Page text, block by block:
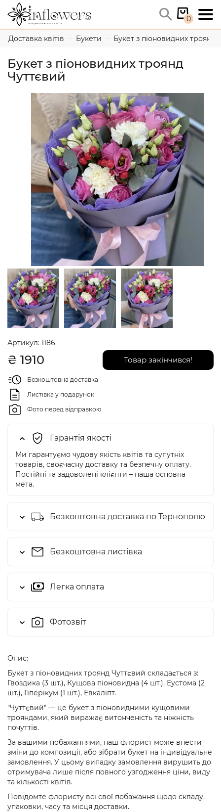
0
Доставка квітів Букети Букет з піоновидних троянд
Букет з піоновидних троянд
Чуттєвий
Артикул: 1186
₴ 1910 Товар закінчився!
Безкоштовна доставка
Листівка у подарунок
Фото перед відправкою
Гарантія якості
Ми гарантуємо чудову якість квітів та супутніх
товарів, своєчасну доставку та безпечну оплату.
Постійні та задоволені клієнти – наша основна
мета.
Безкоштовна доставка по Тернополю
Безкоштовна листівка
Легка оплата
Фотозвіт
Опис:
Букет з піоновидних троянд Чуттєвий складається з:
Гвоздика (3 шт.), Кущова піоновидна (4 шт.), Еустома (2
шт.), Гіперікум (1 шт.), Евкаліпт.
"Чуттєвий" — це букет з піоновидними кущовими
трояндами, який виражає витонченість та ніжність
почуттів.
За вашими побажаннями, наш флорист може внести
зміни до композиції, або зібрати букет на індивідуальне
замовлення. У цьому випадку замовлення вирушить до
отримувача лише після повного узгодження ціни, виду
та кількості квітів.
Повідомте флористу всі свої побажання щодо складу,
упаковки, часу та місця доставки.